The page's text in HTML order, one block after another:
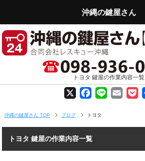
トヨタ 鍵屋の作業内容一覧
X F
a
L E P
沖縄の鍵屋さん TOP ブログ トヨタ
トヨタ 鍵屋の作業内容一覧
沖縄の鍵屋さん